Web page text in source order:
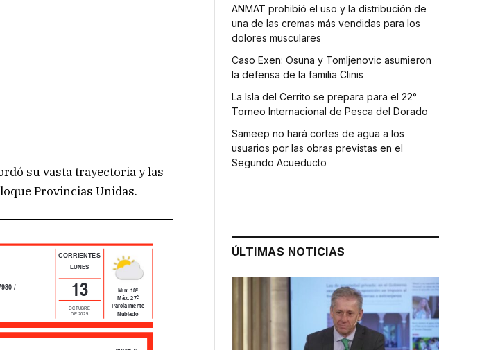
su vasta trayectoria y las
Provincias Unidas.
ANMAT prohibió el uso y la distribución de
una de las cremas más vendidas para los
dolores musculares
Caso Exen: Osuna y Tomljenovic asumieron
la defensa de la familia Clinis
La Isla del Cerrito se prepara para el 22°
Torneo Internacional de Pesca del Dorado
Sameep no hará cortes de agua a los
usuarios por las obras previstas en el
Segundo Acueducto
ÚLTIMAS NOTICIAS